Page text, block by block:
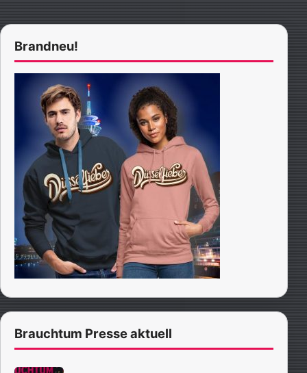
Brandneu!
Brauchtum Presse aktuell